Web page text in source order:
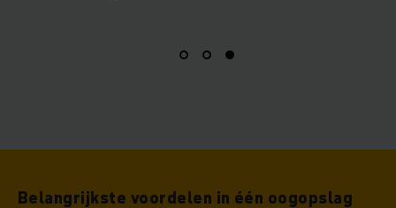
Belangrijkste voordelen in één oogopslag